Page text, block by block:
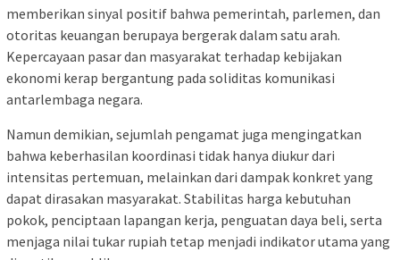
memberikan sinyal positif bahwa pemerintah, parlemen, dan
otoritas keuangan berupaya bergerak dalam satu arah.
Kepercayaan pasar dan masyarakat terhadap kebijakan
ekonomi kerap bergantung pada soliditas komunikasi
antarlembaga negara.
Namun demikian, sejumlah pengamat juga mengingatkan
bahwa keberhasilan koordinasi tidak hanya diukur dari
intensitas pertemuan, melainkan dari dampak konkret yang
dapat dirasakan masyarakat. Stabilitas harga kebutuhan
pokok, penciptaan lapangan kerja, penguatan daya beli, serta
menjaga nilai tukar rupiah tetap menjadi indikator utama yang